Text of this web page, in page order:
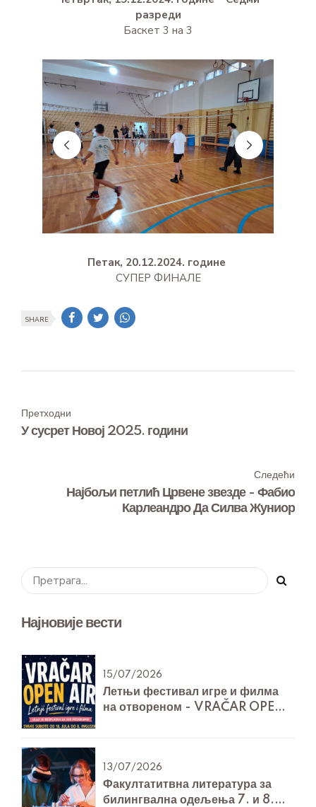
разреди
Баскет 3 на 3
Петак, 20.12.2024. године
СУПЕР ФИНАЛЕ
SHARE
Претходни
У сусрет Новој 2025. години
Следећи
Најбољи петлић Црвене звезде - Фабио
Карлеандро Да Силва Жуниор
Најновије вести
15/07/2026
Летњи фестивал игре и филма
на отвореном - VRAČAR OPEN
13/07/2026
Факултатитвна литература за
билингвална одељења 7. и 8.